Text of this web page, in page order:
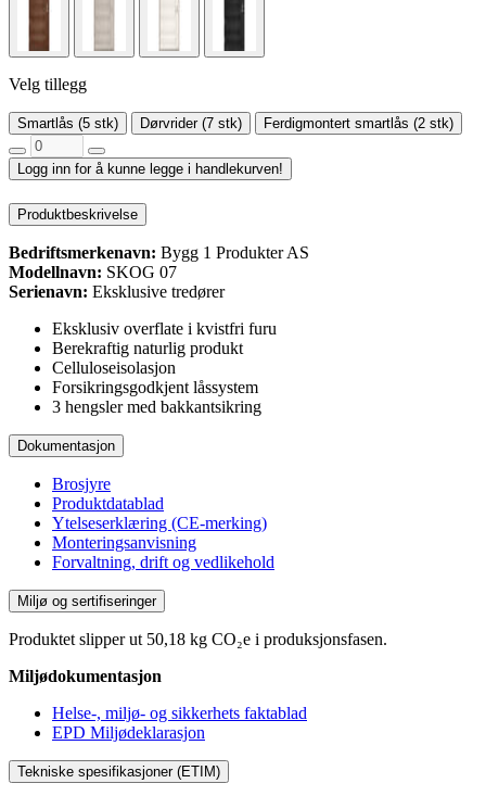
Velg tillegg
Smartlås (5 stk) Dørvrider (7 stk) Ferdigmontert smartlås (2 stk)
Logg inn for å kunne legge i handlekurven!
Produktbeskrivelse
Bedriftsmerkenavn: Bygg 1 Produkter AS
Modellnavn: SKOG 07
Serienavn: Eksklusive tredører
Eksklusiv overflate i kvistfri furu
Berekraftig naturlig produkt
Celluloseisolasjon
Forsikringsgodkjent låssystem
3 hengsler med bakkantsikring
Dokumentasjon
Brosjyre
Produktdatablad
Ytelseserklæring (CE-merking)
Monteringsanvisning
Forvaltning, drift og vedlikehold
Miljø og sertifiseringer
Produktet slipper ut 50,18 kg CO₂e i produksjonsfasen.
Miljødokumentasjon
Helse-, miljø- og sikkerhets faktablad
EPD Miljødeklarasjon
Tekniske spesifikasjoner (ETIM)